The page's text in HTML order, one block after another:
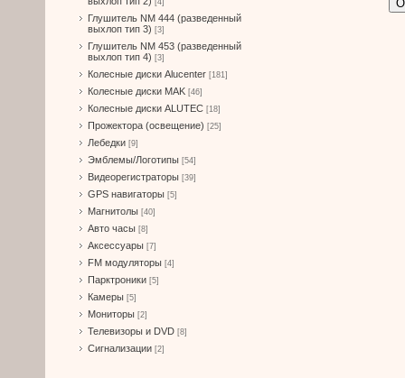
[4]
Глушитель NM 444 (разведенный
выхлоп тип 3) [3]
Глушитель NM 453 (разведенный
выхлоп тип 4) [3]
Колесные диски Alucenter [181]
Колесные диски MAK [46]
Колесные диски ALUTEC [18]
Прожектора (освещение) [25]
Лебедки [9]
Эмблемы/Логотипы [54]
Видеорегистраторы [39]
GPS навигаторы [5]
Магнитолы [40]
Авто часы [8]
Аксессуары [7]
FM модуляторы [4]
Парктроники [5]
Камеры [5]
Мониторы [2]
Телевизоры и DVD [8]
Сигнализации [2]